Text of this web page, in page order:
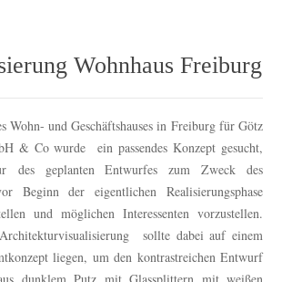
Wohnhaus Freiburg
Wohn- und Geschäftshauses in Freiburg für Götz
& Co wurde ein passendes Konzept gesucht,
des geplanten Entwurfes zum Zweck des
Beginn der eigentlichen Realisierungsphase
und möglichen Interessenten vorzustellen.
sollte dabei auf einem
liegen, um den kontrastreichen Entwurf